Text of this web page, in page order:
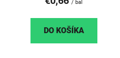
/ bal
DO KOŠÍKA